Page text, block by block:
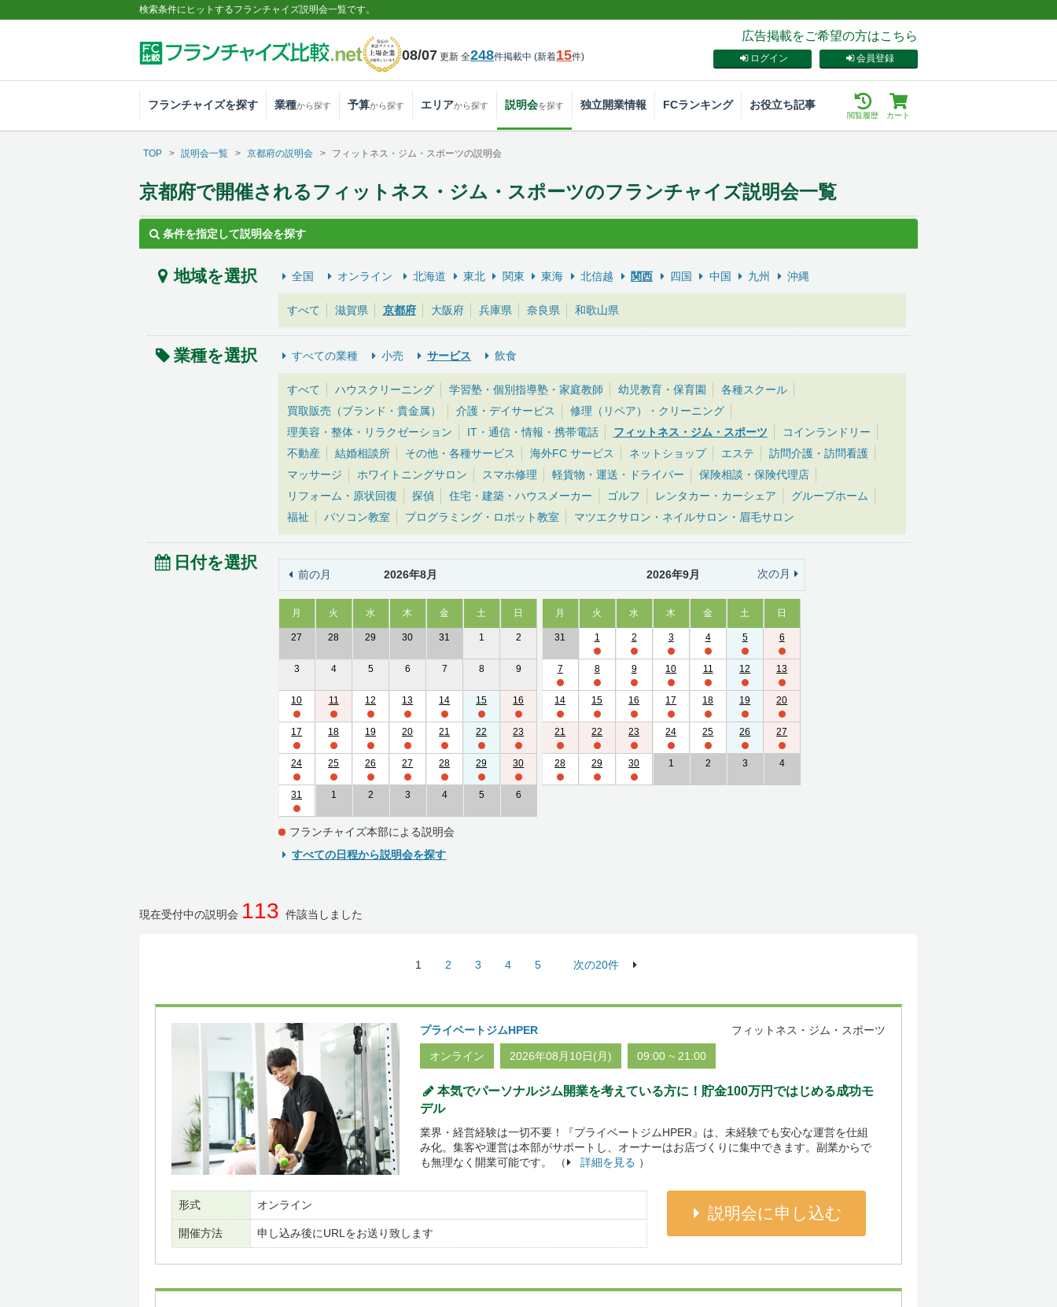
検索条件にヒットするフランチャイズ説明会一覧です。
08/07 更新 全248件掲載中 (新着15件)
広告掲載をご希望の方はこちら
会員登録
ログイン
フランチャイズを探す 業種から探す 予算から探す エリアから探す 説明会を探す 独立開業情報 FCランキング お役立ち記事
カート
閲覧履歴
TOP 説明会一覧 京都府の説明会 フィットネス・ジム・スポーツの説明会
京都府で開催されるフィットネス・ジム・スポーツのフランチャイズ説明会一覧
条件を指定して説明会を探す
地域を選択 全国 オンライン 北海道 東北 関東 東海 北信越 関西 四国 中国 九州 沖縄
すべて 滋賀県 京都府 大阪府 兵庫県 奈良県 和歌山県
業種を選択 すべての業種 小売 サービス 飲食
すべて ハウスクリーニング 学習塾・個別指導塾・家庭教師 幼児教育・保育園
各種スクール
買取販売（ブランド・貴金属）
介護・デイサービス
修理（リペア）・クリーニング
理美容・整体・リラクゼーション
IT・通信・情報・携帯電話 フィットネス・ジム・スポーツ
コインランドリー
不動産
結婚相談所 その他・各種サービス 海外FC サービス ネットショップ エステ
訪問介護・訪問看護
マッサージ
ホワイトニングサロン スマホ修理 軽貨物・運送・ドライバー
保険相談・保険代理店
リフォーム・原状回復
探偵 住宅・建築・ハウスメーカー ゴルフ レンタカー・カーシェア
グループホーム
福祉
パソコン教室 プログラミング・ロボット教室 マツエクサロン・ネイルサロン・眉毛サロン
日付を選択
前の月 2026年8月
月 火 水 木 金 土 日
27 28 29 30 31 1 2
3 4 5 6 7 8 9
10 11 12 13 14 15 16
17 18 19 20 21 22 23
24 25 26 27 28 29 30
31 1 2 3 4 5 6
2026年9月 次の月
月 火 水 木 金 土 日
31 1 2 3 4 5 6
7 8 9 10 11 12 13
14 15 16 17 18 19 20
21 22 23 24 25 26 27
28 29 30 1 2 3 4
フランチャイズ本部による説明会
すべての日程から説明会を探す
現在受付中の説明会 113 件該当しました
1 2 3 4 5 次の20件
プライベートジムHPER フィットネス・ジム・スポーツ
オンライン 2026年08月10日(月) 09:00 ~ 21:00
本気でパーソナルジム開業を考えている方に！貯金100万円ではじめる成功モ
デル
業界・経営経験は一切不要！『プライベートジムHPER』は、未経験でも安心な運営を仕組
み化。集客や運営は本部がサポートし、オーナーはお店づくりに集中できます。副業からで
も無理なく開業可能です。 （
詳細を見る ）
形式 オンライン
開催方法 申し込み後にURLをお送り致します
説明会に申し込む